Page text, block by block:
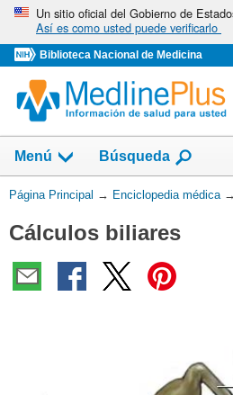
Omita
vaya
al
Contenido
Un sitio oficial del Gobierno de
Así es como usted puede verificarlo
Biblioteca Nacional de Medicina
Menú Búsqueda
Usted
aquí:
Página Principal → Enciclopedia médica →
Cálculos biliares